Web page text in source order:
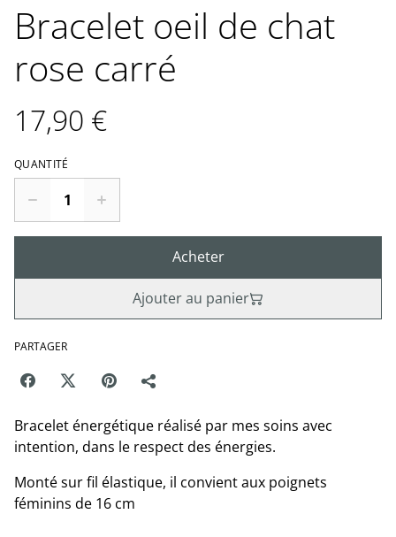
Bracelet oeil de chat
rose carré
17,90 €
QUANTITÉ
Acheter
Ajouter au panier
PARTAGER
Bracelet énergétique réalisé par mes soins avec
intention, dans le respect des énergies.
Monté sur fil élastique, il convient aux poignets
féminins de 16 cm